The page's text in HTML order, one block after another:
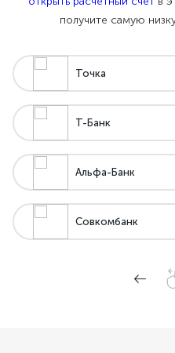
получите самую
Точка
Т-Банк
Альфа-Банк
Совкомбанк